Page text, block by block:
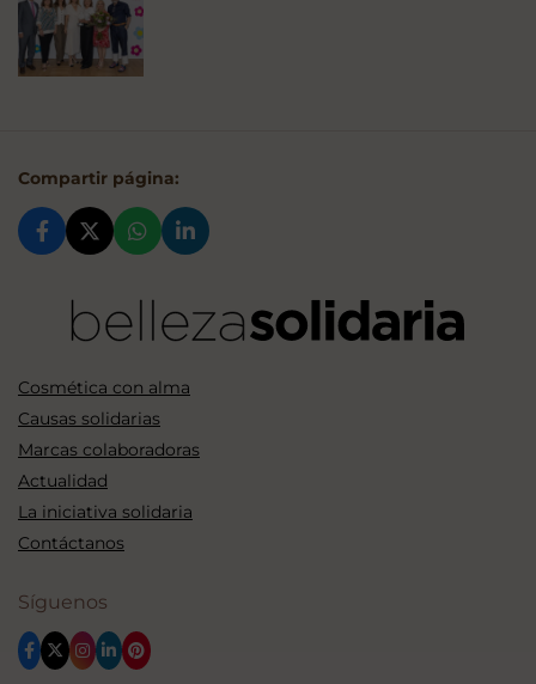
Compartir página:
Cosmética con alma
Causas solidarias
Marcas colaboradoras
Actualidad
La iniciativa solidaria
Contáctanos
Síguenos